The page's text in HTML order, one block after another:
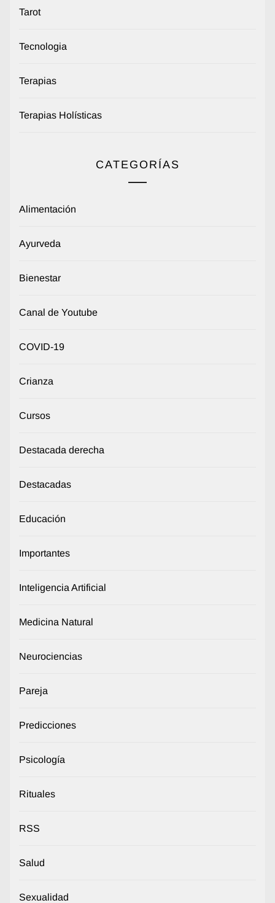
Tarot
Tecnologia
Terapias
Terapias Holísticas
CATEGORÍAS
Alimentación
Ayurveda
Bienestar
Canal de Youtube
COVID-19
Crianza
Cursos
Destacada derecha
Destacadas
Educación
Importantes
Inteligencia Artificial
Medicina Natural
Neurociencias
Pareja
Predicciones
Psicología
Rituales
RSS
Salud
Sexualidad